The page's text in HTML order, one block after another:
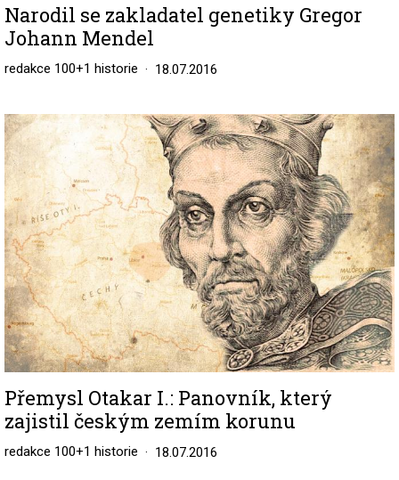
Narodil se zakladatel genetiky Gregor
Johann Mendel
redakce 100+1 historie 18.07.2016
Image
Přemysl Otakar I.: Panovník, který
zajistil českým zemím korunu
redakce 100+1 historie 18.07.2016